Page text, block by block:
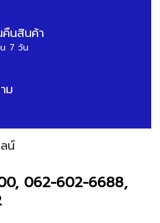
คืนสินค้า
7 วัน
ม
น์
062-602-6688,